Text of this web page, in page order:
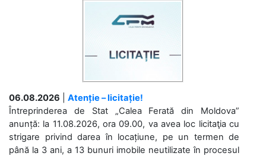
06.08.2026
Atenție – licitație!
Întreprinderea de Stat „Calea Ferată din Moldova”
anunță: la 11.08.2026, ora 09.00, va avea loc licitaţia cu
strigare privind darea în locațiune, pe un termen de
până la 3 ani, a 13 bunuri imobile neutilizate în procesul